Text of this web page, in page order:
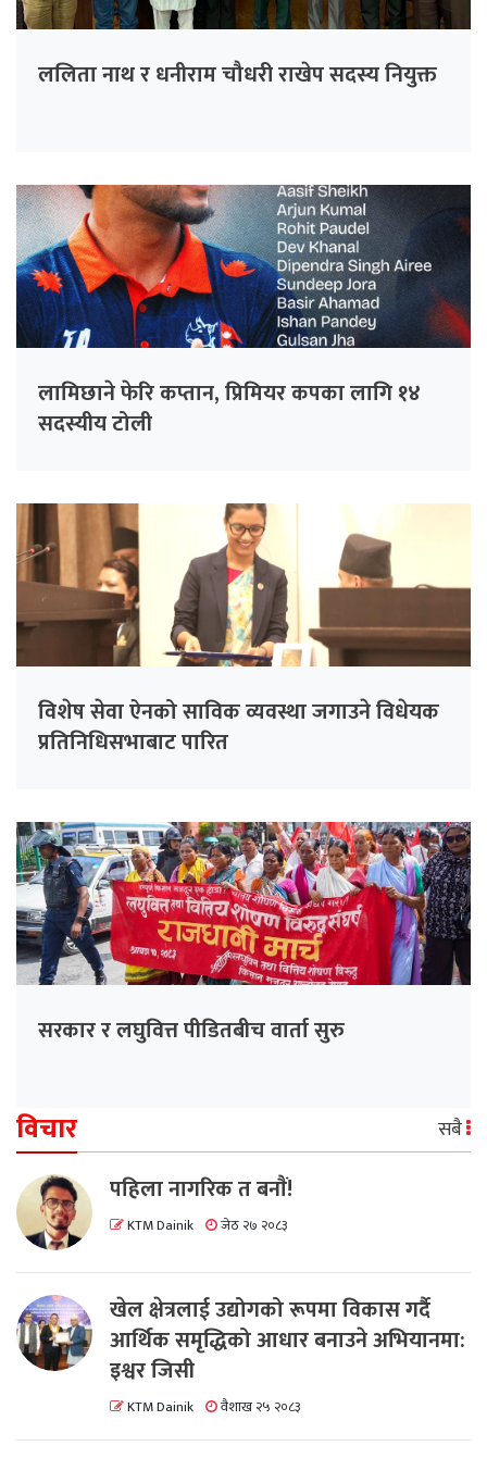
ललिता नाथ र धनीराम चौधरी राखेप सदस्य नियुक्त
लामिछाने फेरि कप्तान, प्रिमियर कपका लागि १४
सदस्यीय टोली
विशेष सेवा ऐनको साविक व्यवस्था जगाउने विधेयक
प्रतिनिधिसभाबाट पारित
सरकार र लघुवित्त पीडितबीच वार्ता सुरु
विचार सबै
पहिला नागरिक त बनाैं!
KTM Dainik जेठ २७ २०८३
खेल क्षेत्रलाई उद्योगको रूपमा विकास गर्दै
आर्थिक समृद्धिको आधार बनाउने अभियानमा:
इश्वर जिसी
KTM Dainik वैशाख २५ २०८३